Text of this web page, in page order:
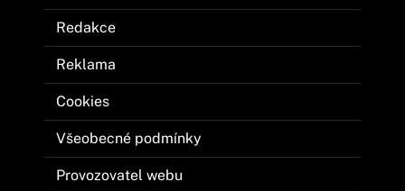
Redakce
Reklama
Cookies
Všeobecné podmínky
Provozovatel webu